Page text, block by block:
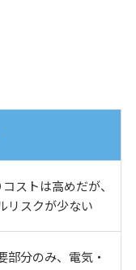
ストは高めだが、
リスクが少ない
部分のみ、電気・